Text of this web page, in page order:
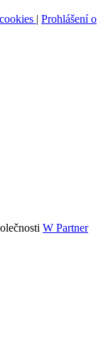
| Prohlášení o
W Partner